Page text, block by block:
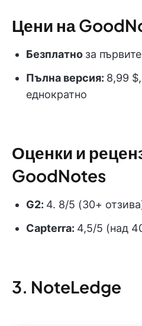
Цени на
Безплатно за
Пълна версия: 8,99
еднократно
Оценки и
GoodNotes
G2: 4. 8/5 (30+
Capterra: 4,5/5 (над
3. NoteLedge